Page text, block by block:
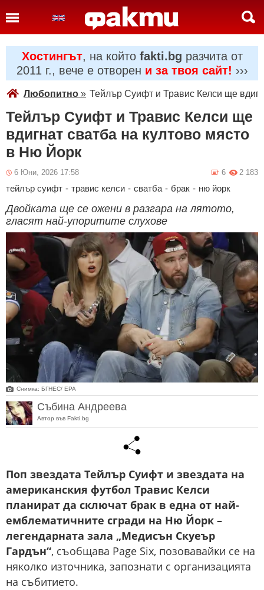
Хостингът, на който fakti.bg разчита от
2011 г., вече е отворен и за твоя сайт! ›››
Любопитно » Тейлър Суифт и Травис Келси ще
Тейлър Суифт и Травис Келси ще
вдигнат сватба на култово място
в Ню Йорк
6 Юни, 2026 17:58 2 183
6
тейлър суифт - травис келси - сватба - брак - ню йорк
Двойката ще се ожени в разгара на лятото,
гласят най-упоритите слухове
Снимка: БГНЕС/ EPA
Събина Андреева
Автор във Fakti.bg
Поп звездата Тейлър Суифт и звездата на
американския футбол Травис Келси
планират да сключат брак в една от най-
емблематичните сгради на Ню Йорк –
легендарната зала „Медисън Скуеър
Гардън“, съобщава Page Six, позовавайки се на
няколко източника, запознати с организацията
на събитието.